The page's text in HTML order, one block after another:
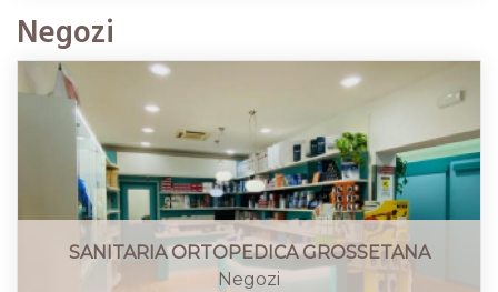
Negozi
SANITARIA ORTOPEDICA GROSSETANA
Negozi